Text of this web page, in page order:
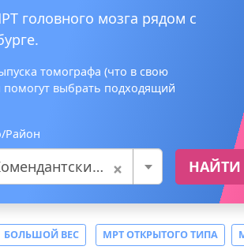
головного мозга рядом с
томографа (что в свою
помогут выбрать подходящий
Район
×
проспект НАЙТИ
БОЛЬШОЙ ВЕС МРТ ОТКРЫТОГО ТИПА